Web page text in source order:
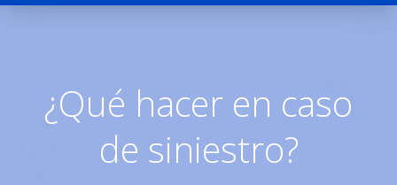
Tramitación de Siniestros |
¿Qué hacer en caso
de siniestro?